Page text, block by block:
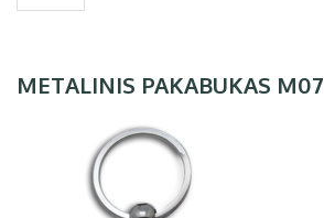
METALINIS PAKABUKAS M07